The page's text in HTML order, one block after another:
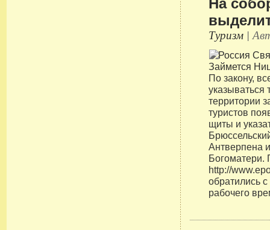
Туризм |
По закону,
указываться
территории
туристов
щиты и
Антверпена
Богоматери.
http://
обратились
рабочего